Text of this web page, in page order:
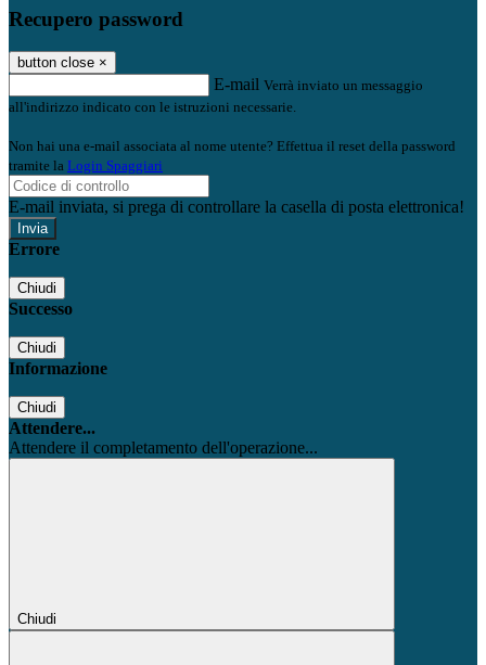
Recupero password
button close ×
E-mail Verrà inviato un messaggio
all'indirizzo indicato con le istruzioni necessarie.
Non hai una e-mail associata al nome utente? Effettua il reset della password
tramite la Login Spaggiari
E-mail inviata, si prega di controllare la casella di posta elettronica!
Errore
Chiudi
Successo
Chiudi
Informazione
Chiudi
Attendere...
Attendere il completamento dell'operazione...
Chiudi